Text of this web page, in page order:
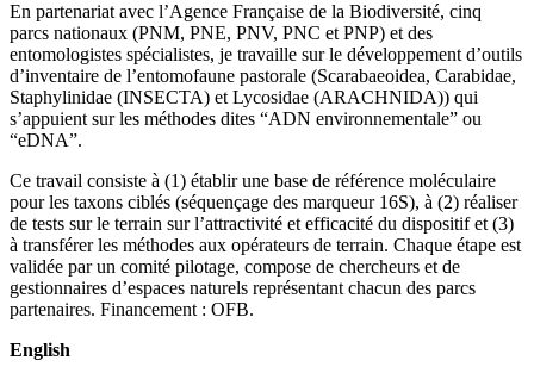
En partenariat avec l’Agence Française de la Biodiversité, cinq
parcs nationaux (PNM, PNE, PNV, PNC et PNP) et des
entomologistes spécialistes, je travaille sur le développement d’outils
d’inventaire de l’entomofaune pastorale (Scarabaeoidea, Carabidae,
Staphylinidae (INSECTA) et Lycosidae (ARACHNIDA)) qui
s’appuient sur les méthodes dites “ADN environnementale” ou
“eDNA”.
Ce travail consiste à (1) établir une base de référence moléculaire
pour les taxons ciblés (séquençage des marqueur 16S), à (2) réaliser
de tests sur le terrain sur l’attractivité et efficacité du dispositif et (3)
à transférer les méthodes aux opérateurs de terrain. Chaque étape est
validée par un comité pilotage, compose de chercheurs et de
gestionnaires d’espaces naturels représentant chacun des parcs
partenaires. Financement : OFB.
English